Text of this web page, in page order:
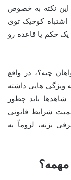
این نکته به خصوص
کوچیک توی
حکم یا قاعده رو
چیه؟، در واقع
ویژگی هایی داشته
باید چطور
شرایط قانونی
بزنه، لزوماً به
مهمه؟